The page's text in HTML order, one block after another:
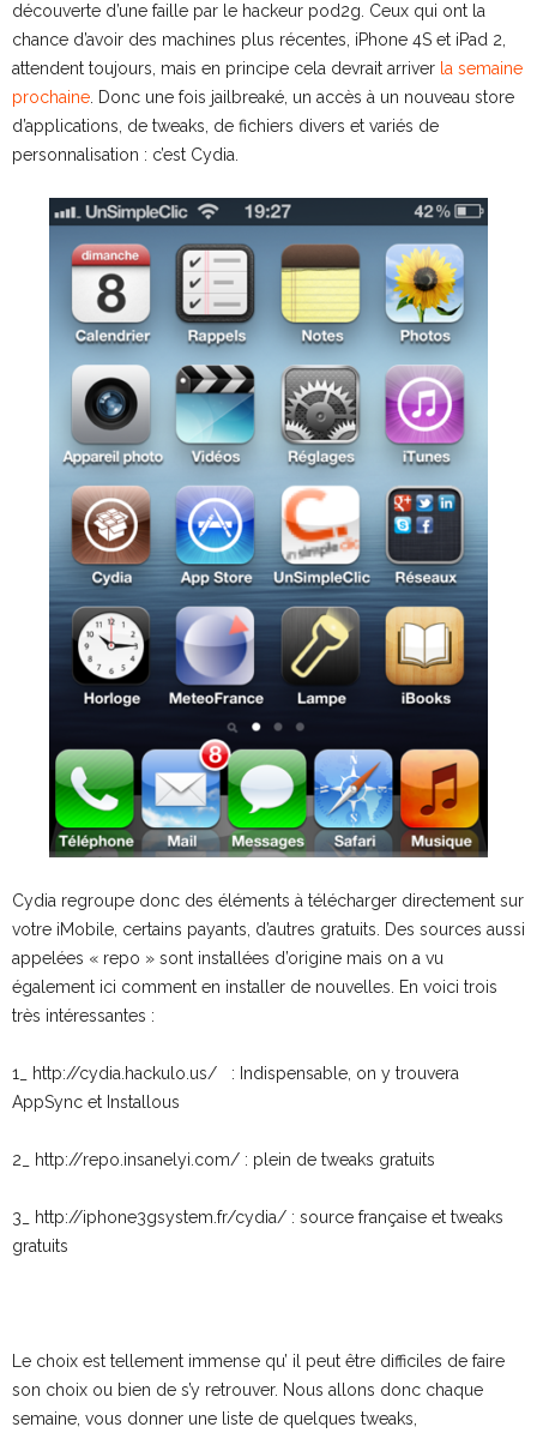
découverte d’une faille par le hackeur pod2g. Ceux qui ont la
chance d’avoir des machines plus récentes, iPhone 4S et iPad 2,
attendent toujours, mais en principe cela devrait arriver la semaine
prochaine. Donc une fois jailbreaké, un accès à un nouveau store
d’applications, de tweaks, de fichiers divers et variés de
personnalisation : c’est Cydia.
Cydia regroupe donc des éléments à télécharger directement sur
votre iMobile, certains payants, d’autres gratuits. Des sources aussi
appelées « repo » sont installées d’origine mais on a vu
également ici comment en installer de nouvelles. En voici trois
très intéressantes :
1_ http://cydia.hackulo.us/ : Indispensable, on y trouvera
AppSync et Installous
2_ http://repo.insanelyi.com/ : plein de tweaks gratuits
3_ http://iphone3gsystem.fr/cydia/ : source française et tweaks
gratuits
Le choix est tellement immense qu’ il peut être difficiles de faire
son choix ou bien de s’y retrouver. Nous allons donc chaque
semaine, vous donner une liste de quelques tweaks,